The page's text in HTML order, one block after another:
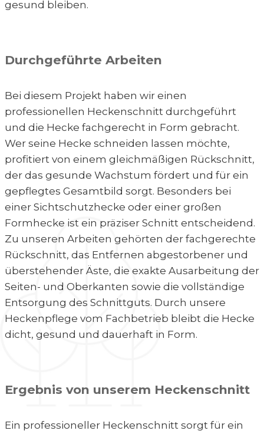
gesund bleiben.
Durchgeführte Arbeiten
Bei diesem Projekt haben wir einen
professionellen Heckenschnitt durchgeführt
und die Hecke fachgerecht in Form gebracht.
Wer seine Hecke schneiden lassen möchte,
profitiert von einem gleichmäßigen Rückschnitt,
der das gesunde Wachstum fördert und für ein
gepflegtes Gesamtbild sorgt. Besonders bei
einer Sichtschutzhecke oder einer großen
Formhecke ist ein präziser Schnitt entscheidend.
Zu unseren Arbeiten gehörten der fachgerechte
Rückschnitt, das Entfernen abgestorbener und
überstehender Äste, die exakte Ausarbeitung der
Seiten- und Oberkanten sowie die vollständige
Entsorgung des Schnittguts. Durch unsere
Heckenpflege vom Fachbetrieb bleibt die Hecke
dicht, gesund und dauerhaft in Form.
Ergebnis von unserem Heckenschnitt
Ein professioneller Heckenschnitt sorgt für ein